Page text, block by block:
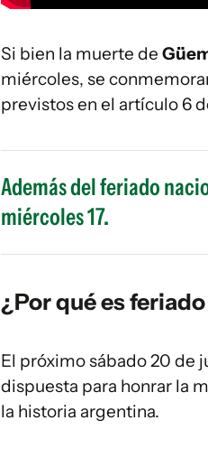
Si bien la muerte de
miércoles, se
previstos en el artículo 6
Además del feriado
miércoles 17.
¿Por qué es
El próximo sábado 20 de
dispuesta para honrar la
la historia argentina.